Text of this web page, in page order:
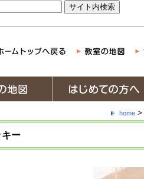
home >
キー